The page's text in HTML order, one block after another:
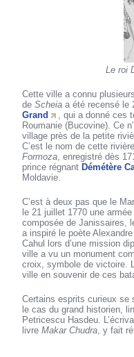
Le roi
Cette ville a connu
deScheia a été recensé le
Grand
, qui a donné ces
Roumanie (Bucovine). Ce
village près de la petite
C’est le nom de cette
Formoza , enregistré dès
prince régnant Démétère
Moldavie.
C’est à deux pas que le
le 21 juillet 1770 une
composée de Janissaires,
a inspiré le poète
Cahul lors d’une mission
ville a vu un monument
croix, symbole de victoire.
ville en souvenir de ces
Certains esprits curieux se
le cas du grand historien,
Petricescu Hasdeu.
livreMakar Chudra , y fait